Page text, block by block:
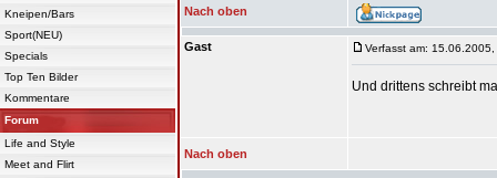
Kneipen/Bars
Sport(NEU)
Specials
Top Ten Bilder
Kommentare
Forum
Life and Style
Meet and Flirt
Nach oben
Gast Verfasst am:
Und drittens schreibt
Nach oben